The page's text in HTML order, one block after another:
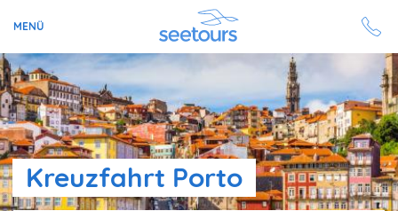
MENÜ
Seetours
Ziele
Ratgeber
Kreuzfahrt Porto